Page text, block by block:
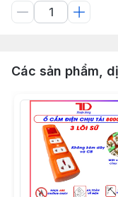
Các sản phẩm,